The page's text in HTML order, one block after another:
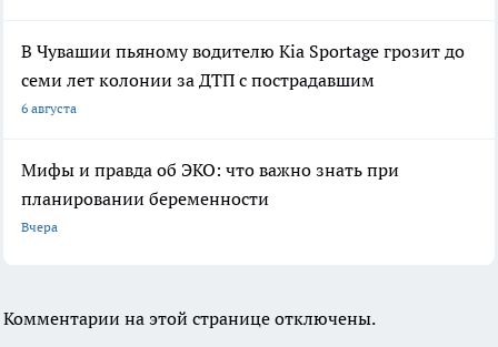
В Чувашии пьяному водителю Kia Sportage грозит до
семи лет колонии за ДТП с пострадавшим
6 августа
Мифы и правда об ЭКО: что важно знать при
планировании беременности
Вчера
Комментарии на этой странице отключены.